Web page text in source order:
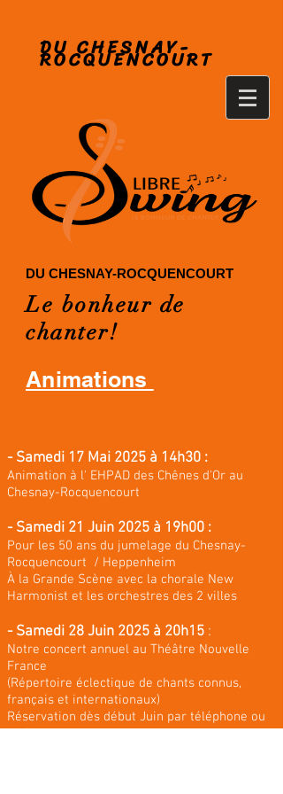
DU CHESNAY-
ROCQUENCOURT
DU CHESNAY-ROCQUENCOURT
Le bonheur de
chanter!
Animations
- Samedi 17 Mai 2025 à 14h30 :
Animation à l' EHPAD des Chênes d'Or au
Chesnay-Rocquencourt
- Samedi 21 Juin 2025 à 19h00 :
Pour les 50 ans du jumelage du Chesnay-
Rocquencourt / Heppenheim
À la Grande Scène avec la chorale New
Harmonist et les orchestres des 2 villes
- Samedi 28 Juin 2025 à 20h15 :
Notre concert annuel au Théâtre Nouvelle
France
(Répertoire éclectique de chants connus,
français et internationaux)
Réservation dès début Juin par téléphone ou
mail